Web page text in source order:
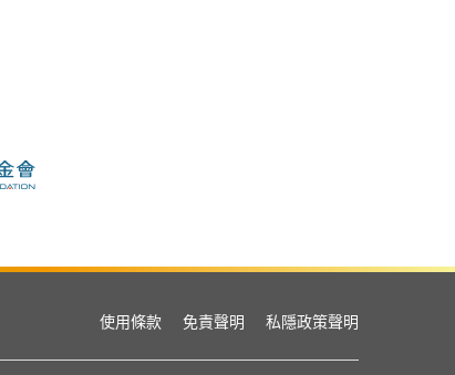
使用條款 免責聲明 私隱政策聲明